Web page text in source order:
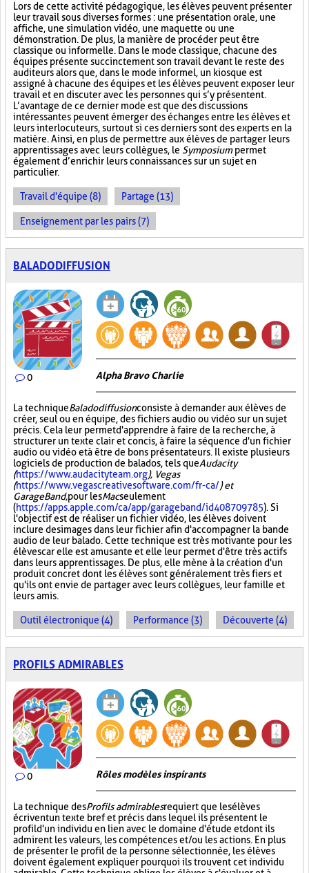
Lors de cette activité pédagogique, les élèves peuvent présenter
leur travail sous diverses formes : une présentation orale, une
affiche, une simulation vidéo, une maquette ou une
démonstration. De plus, la manière de procéder peut être
classique ou informelle. Dans le mode classique, chacune des
équipes présente succinctement son travail devant le reste des
auditeurs alors que, dans le mode informel, un kiosque est
assigné à chacune des équipes et les élèves peuvent exposer leur
travail et en discuter avec les personnes qui s’y présentent.
L’avantage de ce dernier mode est que des discussions
intéressantes peuvent émerger des échanges entre les élèves et
leurs interlocuteurs, surtout si ces derniers sont des experts en la
matière. Ainsi, en plus de permettre aux élèves de partager leurs
apprentissages avec leurs collègues, le Symposiumpermet
également d’enrichir leurs connaissances sur un sujet en
particulier.
Travail d'équipe (8) Partage (13)
Enseignement par les pairs (7)
BALADODIFFUSION
0 Alpha Bravo Charlie
La techniqueBaladodiffusionconsiste à demander aux élèves de
créer, seul ou en équipe, des fichiers audio ou vidéo sur un sujet
précis. Cela leur permet d'apprendre à faire de la recherche, à
structurer un texte clair et concis, à faire la séquence d'un fichier
audio ou vidéo et à être de bons présentateurs. Il existe plusieurs
logiciels de production de balados, tels queAudacity
(https://www.audacityteam.org), Vegas
(https://www.vegascreativesoftware.com/fr-ca/) et
GarageBand,pour lesMacseulement
(https://apps.apple.com/ca/app/garageband/id408709785). Si
l'objectif est de réaliser un fichier vidéo, les élèves doivent
inclure des images dans leur fichier afin d'accompagner la bande
audio de leur balado. Cette technique est très motivante pour les
élèves car elle est amusante et elle leur permet d'être très actifs
dans leurs apprentissages. De plus, elle mène à la création d'un
produit concret dont les élèves sont généralement très fiers et
qu'ils ont envie de partager avec leurs collègues, leur famille et
leurs amis.
Outil électronique (4) Performance (3) Découverte (4)
PROFILS ADMIRABLES
0 Rôles modèles inspirants
La technique desProfils admirablesrequiert que les élèves
écrivent un texte bref et précis dans lequel ils présentent le
profil d'un individu en lien avec le domaine d'étude et dont ils
admirent les valeurs, les compétences et/ou les actions. En plus
de présenter le profil de la personne sélectionnée, les élèves
doivent également expliquer pourquoi ils trouvent cet individu